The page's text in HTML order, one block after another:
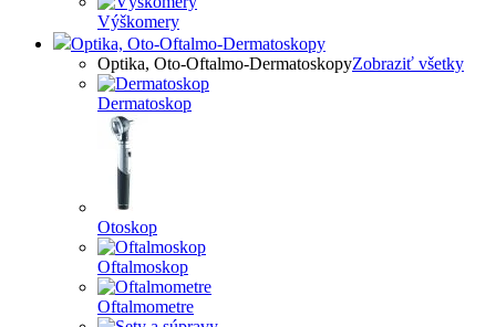
Výškomery
Optika, Oto-Oftalmo-Dermatoskopy
Optika, Oto-Oftalmo-DermatoskopyZobraziť všetky
Dermatoskop
Otoskop
Oftalmoskop
Oftalmometre